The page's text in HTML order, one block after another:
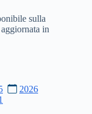
sulla
aggiornata in
2026